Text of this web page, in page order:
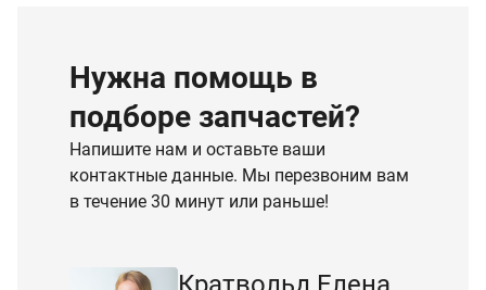
Нужна помощь в
подборе запчастей?
Напишите нам и оставьте ваши
контактные данные. Мы перезвоним вам
в течение 30 минут или раньше!